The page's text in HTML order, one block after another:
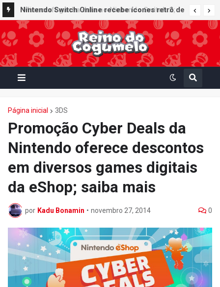
Nintendo Switch Online recebe ícones retrô de
Mario Paint (SNES) e Mario Kart: Super Circuit
(GBA)
Página inicial 3DS
Promoção Cyber Deals da
Nintendo oferece descontos
em diversos games digitais
da eShop; saiba mais
por Kadu Bonamin • novembro 27, 2014 0